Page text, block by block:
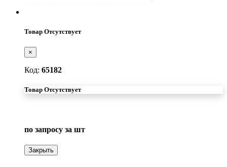
Товар Отсутствует
×
Код: 65182
Товар Отсутствует
по запросу за шт
Закрыть